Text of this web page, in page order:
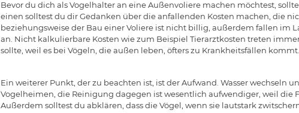
Bevor du dich als Vogelhalter an eine Außenvoliere machen möchtest,
einen solltest du dir Gedanken über die anfallenden Kosten machen, die
beziehungsweise der Bau einer Voliere ist nicht billig, außerdem fallen im
an. Nicht kalkulierbare Kosten wie zum Beispiel Tierarztkosten treten
sollte, weil es bei Vögeln, die außen leben, öfters zu Krankheitsfällen kommt.
Ein weiterer Punkt, der zu beachten ist, ist der Aufwand. Wasser wechseln
Vogelheimen, die Reinigung dagegen ist wesentlich aufwendiger, weil die
Außerdem solltest du abklären, dass die Vögel, wenn sie lautstark